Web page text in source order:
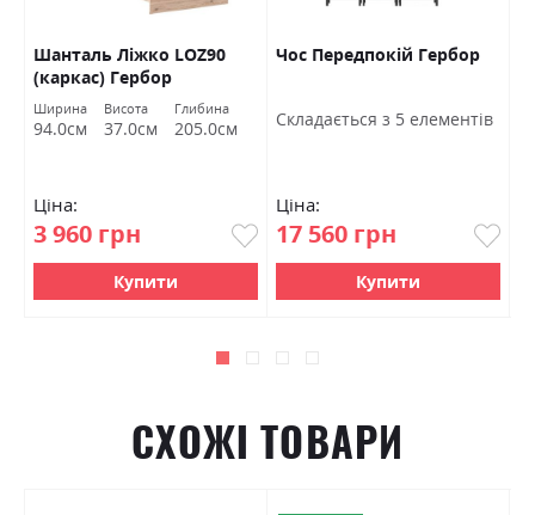
Шанталь Ліжко LOZ90
(каркас) Гербор
Ширина
94.0см
Висота
37.0см
Глибина
205.0см
Ціна:
3 960 грн
Купити
Чос Передпокій Гербор
Cкладається з 5 елементів
Ціна:
17 560 грн
Купити
СХОЖІ ТОВАРИ